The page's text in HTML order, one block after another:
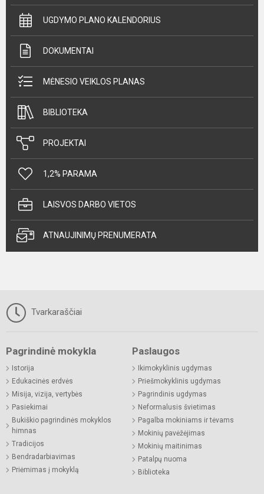
UGDYMO PLANO KALENDORIUS
DOKUMENTAI
MĖNESIO VEIKLOS PLANAS
BIBLIOTEKA
PROJEKTAI
1,2% PARAMA
LAISVOS DARBO VIETOS
ATNAUJINIMŲ PRENUMERATA
Tvarkaraščiai
Pagrindinė mokykla
Istorija
Edukacinės erdvės
Misija, vizija, vertybės
Pasiekimai
Bukiškio pagrindinės mokyklos
himnas
Tradicijos
Bendradarbiavimas
Priėmimas į mokyklą
Paslaugos
Ikimokyklinis ugdymas
Priešmokyklinis ugdymas
Pagrindinis ugdymas
Neformalusis švietimas
Pagalba mokiniams ir tėvams
Mokinių pavėžėjimas
Mokinių maitinimas
Patalpų nuoma
Biblioteka